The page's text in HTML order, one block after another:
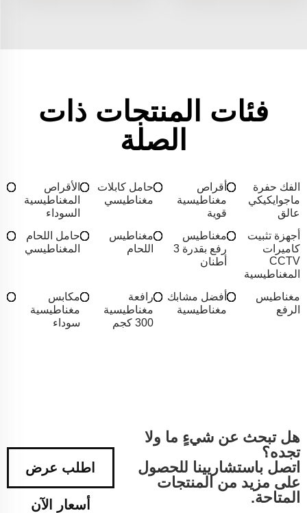
فئات المنتجات ذات
الصلة
الفك حفرة
ماجوايكيكي
عالق
أقراص
مغناطيسية
قوية
حامل كابلات
مغناطيسي
الأقراص
المغناطيسية
السوداء
أجهزة تثبيت
كاميرات
CCTV
المغناطيسية
مغناطيس
رفع بقدرة 3
أطنان
مغناطيس
اللحام
حامل اللحام
المغناطيسي
مغناطيس
الرفع
أفضل مشابك
مغناطيسية
رافعة
مغناطيسية
300 كجم
مكابس
مغناطيسية
سوداء
هل تبحث عن شيءٍ ما ولا
تجده؟
اتصل باستشاريينا للحصول
على مزيد من المنتجات
المتاحة.
اطلب عرض
أسعار الآن